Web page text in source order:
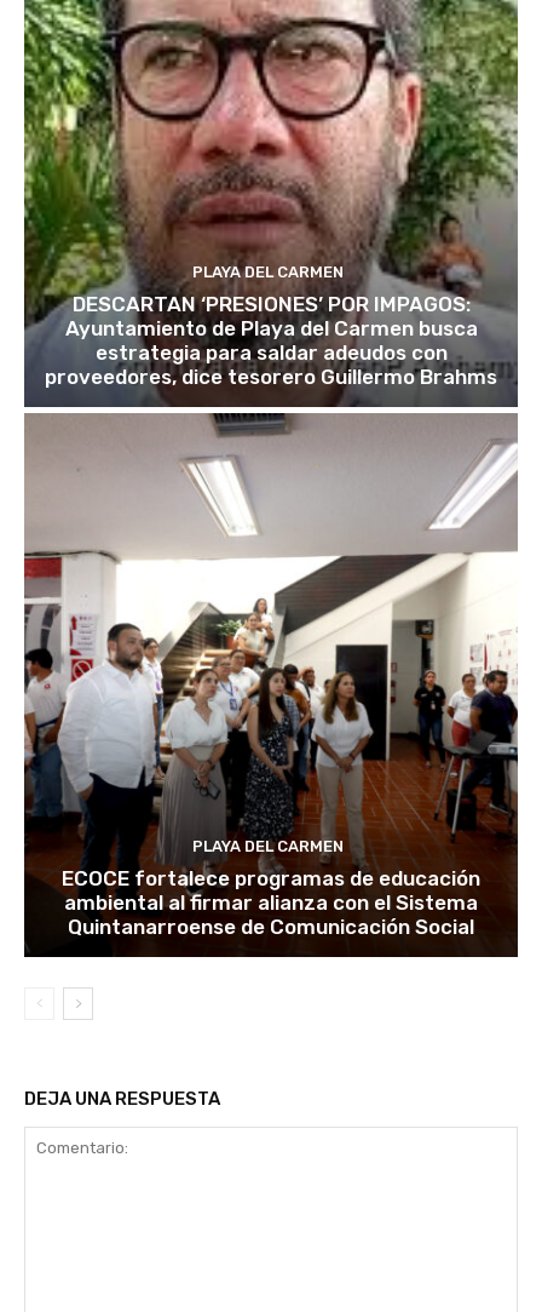
PLAYA DEL CARMEN
DESCARTAN ‘PRESIONES’ POR IMPAGOS:
Ayuntamiento de Playa del Carmen busca
estrategia para saldar adeudos con
proveedores, dice tesorero Guillermo Brahms
PLAYA DEL CARMEN
ECOCE fortalece programas de educación
ambiental al firmar alianza con el Sistema
Quintanarroense de Comunicación Social
DEJA UNA RESPUESTA